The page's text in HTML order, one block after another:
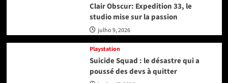
Clair Obscur: Expedition 33, le
studio mise sur la passion
julho 9, 2026
Playstation
Suicide Squad : le désastre qui a
poussé des devs à quitter